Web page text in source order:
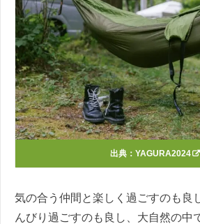
出典： YAGURA2024
気の合う仲間と楽しく過ごすのも良
んびり過ごすのも良し、大自然の中